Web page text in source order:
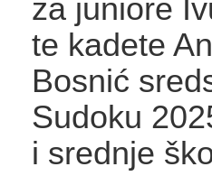
za juniore
te kadete
Bosnić
Sudoku
i srednje